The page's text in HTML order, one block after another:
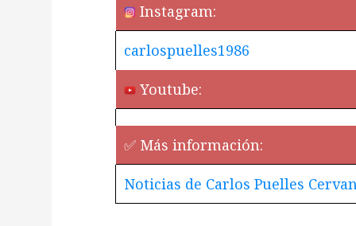
Instagram:
carlospuelles1986
Youtube:
✅ Más información:
Noticias de Carlos Puelles